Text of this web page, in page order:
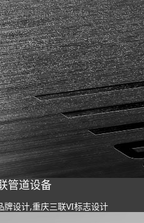
管道设备
设计,重庆三联VI标志设计